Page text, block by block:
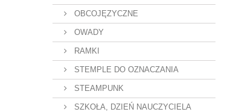
OBCOJĘZYCZNE
OWADY
RAMKI
STEMPLE DO OZNACZANIA
STEAMPUNK
SZKOŁA, DZIEŃ NAUCZYCIELA